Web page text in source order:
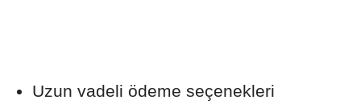
Uzun vadeli ödeme seçenekleri